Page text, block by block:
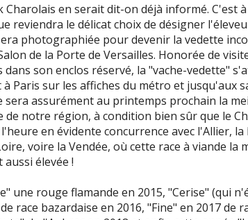
Charolais en serait dit-on déjà informé. C'est
reviendra le délicat choix de désigner
photographiée pour devenir la vedette
de la Porte de Versailles. Honorée de
dans son enclos réservé, la "vache-vedette"
Paris sur les affiches du métro et jusqu'aux
sera assurément au printemps prochain la
de notre région, à condition bien sûr que le
en évidente concurrence avec l'Allier, la
voire la Vendée, où cette race à viande la
élevée !
une rouge flamande en 2015, "Cerise" (qui
de race bazardaise en 2016, "Fine" en 2017 de